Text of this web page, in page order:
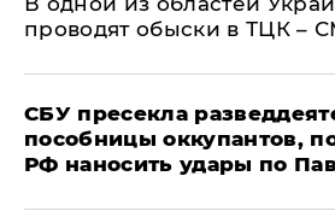
проводят обыски в ТЦК –
СБУ пресекла
пособницы оккупантов,
РФ наносить удары по